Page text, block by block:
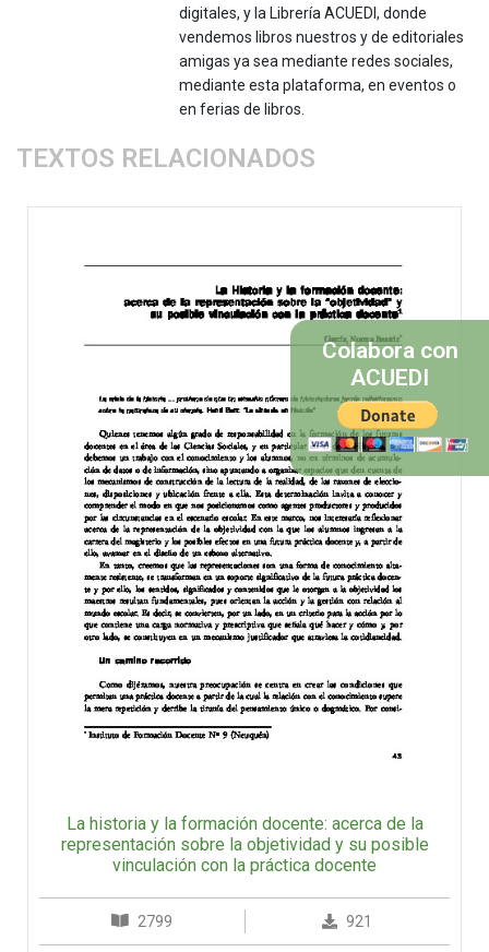
digitales, y la Librería ACUEDI, donde
vendemos libros nuestros y de editoriales
amigas ya sea mediante redes sociales,
mediante esta plataforma, en eventos o
en ferias de libros.
TEXTOS RELACIONADOS
La historia y la formación docente: acerca de la
representación sobre la objetividad y su posible
vinculación con la práctica docente
2799 921
Colabora con
ACUEDI